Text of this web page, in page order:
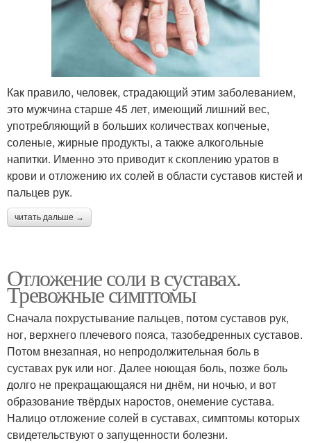
Как правило, человек, страдающий этим заболеванием,
это мужчина старше 45 лет, имеющий лишний вес,
употребляющий в больших количествах копченые,
соленые, жирные продукты, а также алкогольные
напитки. Именно это приводит к скоплению уратов в
крови и отложению их солей в области суставов кистей и
пальцев рук.
читать дальше →
Отложение соли в суставах.
Тревожные симптомы
Сначала похрустывание пальцев, потом суставов рук,
ног, верхнего плечевого пояса, тазобедренных суставов.
Потом внезапная, но непродолжительная боль в
суставах рук или ног. Далее ноющая боль, позже боль
долго не прекращающаяся ни днём, ни ночью, и вот
образование твёрдых наростов, онемение сустава.
Налицо отложение солей в суставах, симптомы которых
свидетельствуют о запущенности болезни.